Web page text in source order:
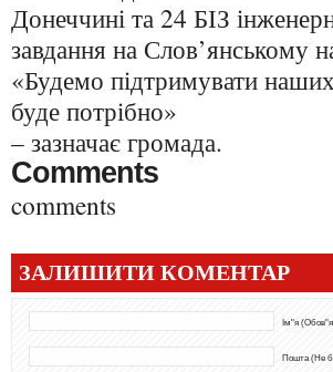
Донеччині та 24 БІЗ
завдання на Слов’янському
«Будемо підтримувати
буде потрібно»
– зазначає громада.
Comments
comments
ЗАЛИШИТИ КОМЕНТАР
Ім"я
Пошта (Не